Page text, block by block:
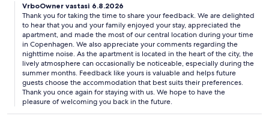
VrboOwner vastasi 6.8.2026
Thank you for taking the time to share your feedback. We are delighted
to hear that you and your family enjoyed your stay, appreciated the
apartment, and made the most of our central location during your time
in Copenhagen. We also appreciate your comments regarding the
nighttime noise. As the apartment is located in the heart of the city, the
lively atmosphere can occasionally be noticeable, especially during the
summer months. Feedback like yours is valuable and helps future
guests choose the accommodation that best suits their preferences.
Thank you once again for staying with us. We hope to have the
pleasure of welcoming you back in the future.